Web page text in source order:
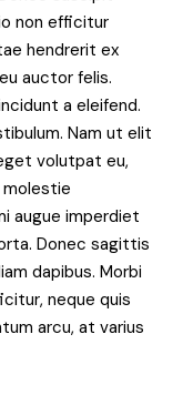
non efficitur
hendrerit ex
auctor felis.
a eleifend.
Nam ut elit
volutpat eu,
molestie
augue imperdiet
Donec sagittis
dapibus. Morbi
neque quis
arcu, at varius